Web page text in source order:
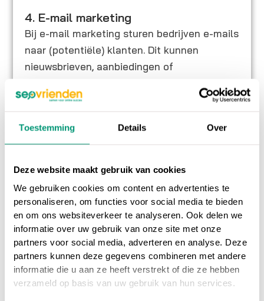
Toestemming Details Over
Deze website maakt gebruik van cookies
We gebruiken cookies om content en advertenties te
personaliseren, om functies voor social media te bieden
en om ons websiteverkeer te analyseren. Ook delen we
informatie over uw gebruik van onze site met onze
partners voor social media, adverteren en analyse. Deze
partners kunnen deze gegevens combineren met andere
informatie die u aan ze heeft verstrekt of die ze hebben
verzameld op basis van uw gebruik van hun services.
4. E-mail marketing
Bij e-mail marketing sturen bedrijven e-mails
naar (potentiële) klanten. Dit kunnen
nieuwsbrieven, aanbiedingen of
verzender kan dus zijn dat de (potentiële)
aanvraagformulier invult.
Veel webshops vragen bezoekers om zich in
te schrijven voor de nieuwsbrief. Als dank
krijgen bezoekers vervolgens een
kortingspercentage bij hun volgende
aankoop.
5. Content marketing
Content marketing is een vorm van